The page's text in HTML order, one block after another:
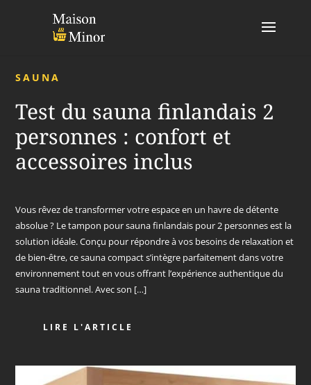
SAUNA
Test du sauna finlandais 2
personnes : confort et
accessoires inclus
Vous rêvez de transformer votre espace en un havre de détente
absolue ? Le tampon pour sauna finlandais pour 2 personnes est la
solution idéale. Conçu pour répondre à vos besoins de relaxation et
de bien-être, ce sauna compact s’intègre parfaitement dans votre
environnement tout en vous offrant l’expérience authentique du
sauna traditionnel. Avec son […]
LIRE L'ARTICLE